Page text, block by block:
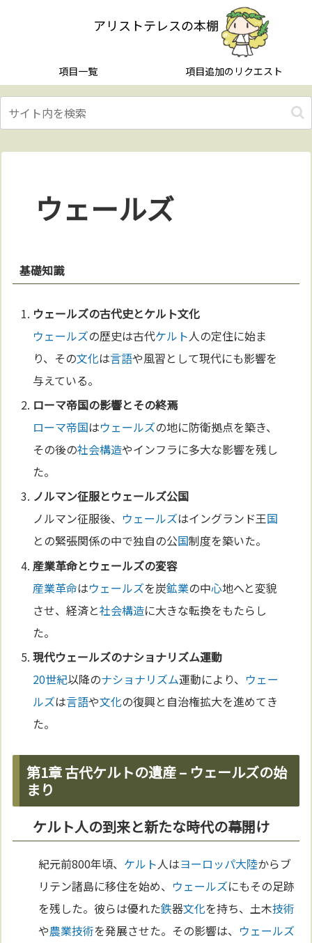
アリストテレスの本棚
項目一覧 項目追加のリクエスト
ウェールズ
基礎知識
ウェールズの古代史とケルト文化
ウェールズの歴史は古代ケルト人の定住に始ま
り、その文化は言語や風習として現代にも影響を
与えている。
ローマ帝国の影響とその終焉
ローマ帝国はウェールズの地に防衛拠点を築き、
その後の社会構造やインフラに多大な影響を残し
た。
ノルマン征服とウェールズ公国
ノルマン征服後、 ウェールズはイングランド王国
との緊張関係の中で独自の公国制度を築いた。
産業革命とウェールズの変容
産業革命はウェールズを炭鉱業の中心地へと変貌
させ、経済と社会構造に大きな転換をもたらし
た。
現代ウェールズのナショナリズム運動
20世紀以降のナショナリズム運動により、 ウェー
ルズは言語や文化の復興と自治権拡大を進めてき
た。
第1章 古代ケルトの遺産 – ウェールズの始
まり
ケルト人の到来と新たな時代の幕開け
紀元前800年頃、 ケルト人はヨーロッパ大陸からブ
リテン諸島に移住を始め、 ウェールズにもその足跡
を残した。彼らは優れた鉄器文化を持ち、土木技術
や農業技術を発展させた。その影響は、 ウェールズ